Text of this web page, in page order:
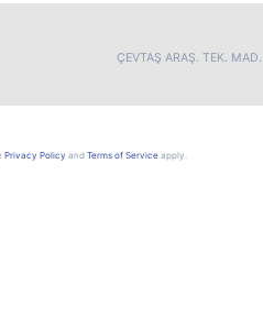
ÇEVTAŞ ARAŞ. TEK.
Privacy Policy and Terms of Service apply.